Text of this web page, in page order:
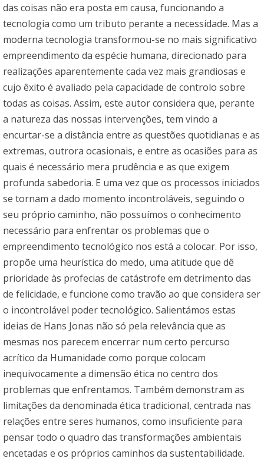
das coisas não era posta em causa, funcionando a
tecnologia como um tributo perante a necessidade. Mas a
moderna tecnologia transformou-se no mais significativo
empreendimento da espécie humana, direcionado para
realizações aparentemente cada vez mais grandiosas e
cujo êxito é avaliado pela capacidade de controlo sobre
todas as coisas. Assim, este autor considera que, perante
a natureza das nossas intervenções, tem vindo a
encurtar-se a distância entre as questões quotidianas e as
extremas, outrora ocasionais, e entre as ocasiões para as
quais é necessário mera prudência e as que exigem
profunda sabedoria. E uma vez que os processos iniciados
se tornam a dado momento incontroláveis, seguindo o
seu próprio caminho, não possuímos o conhecimento
necessário para enfrentar os problemas que o
empreendimento tecnológico nos está a colocar. Por isso,
propõe uma heurística do medo, uma atitude que dê
prioridade às profecias de catástrofe em detrimento das
de felicidade, e funcione como travão ao que considera ser
o incontrolável poder tecnológico. Salientámos estas
ideias de Hans Jonas não só pela relevância que as
mesmas nos parecem encerrar num certo percurso
acrítico da Humanidade como porque colocam
inequivocamente a dimensão ética no centro dos
problemas que enfrentamos. Também demonstram as
limitações da denominada ética tradicional, centrada nas
relações entre seres humanos, como insuficiente para
pensar todo o quadro das transformações ambientais
encetadas e os próprios caminhos da sustentabilidade.